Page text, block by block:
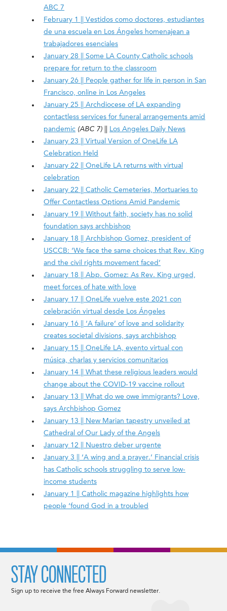
ABC 7
February 1 || Vestidos como doctores, estudiantes
de una escuela en Los Ángeles homenajean a
trabajadores esenciales
January 28 || Some LA County Catholic schools
prepare for return to the classroom
January 26 || People gather for life in person in San
Francisco, online in Los Angeles
January 25 || Archdiocese of LA expanding
contactless services for funeral arrangements amid
pandemic (ABC 7)
Los Angeles Daily News
January 23 || Virtual Version of OneLife LA
Celebration Held
January 22 || OneLife LA returns with virtual
celebration
January 22 || Catholic Cemeteries, Mortuaries to
Offer Contactless Options Amid Pandemic
January 19 || Without faith, society has no solid
foundation says archbishop
January 18 || Archbishop Gomez, president of
USCCB: ‘We face the same choices that Rev. King
and the civil rights movement faced’
January 18 || Abp. Gomez: As Rev. King urged,
meet forces of hate with love
January 17 || OneLife vuelve este 2021 con
celebración virtual desde Los Ángeles
January 16 || ‘A failure’ of love and solidarity
creates societal divisions, says archbishop
January 15 || OneLife LA, evento virtual con
música, charlas y servicios comunitarios
January 14 || What these religious leaders would
change about the COVID-19 vaccine rollout
January 13 || What do we owe immigrants? Love,
says Archbishop Gomez
January 13 || New Marian tapestry unveiled at
Cathedral of Our Lady of the Angels
January 12 || Nuestro deber urgente
January 3 || ‘A wing and a prayer.’ Financial crisis
has Catholic schools struggling to serve low-
income students
January 1 || Catholic magazine highlights how
people ‘found God in a troubled
STAY CONNECTED
Sign up to receive the free Always Forward newsletter.